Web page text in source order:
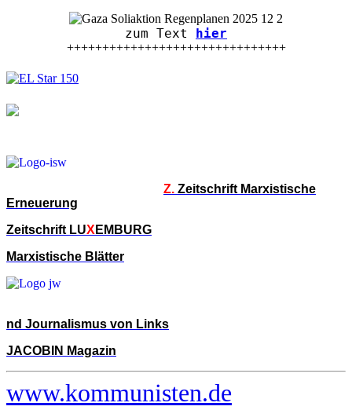
zum Text hier
+++++++++++++++++++++++++++++++
Z. Zeitschrift Marxistische
Erneuerung
Zeitschrift LUX EMBURG
Marxistische Blätter
nd Journalismus von Links
JACOBIN Magazin
www.kommunisten.de